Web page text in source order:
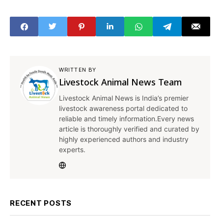
WRITTEN BY
Livestock Animal News Team
Livestock Animal News is India’s premier
livestock awareness portal dedicated to
reliable and timely information.Every news
article is thoroughly verified and curated by
highly experienced authors and industry
experts.
RECENT POSTS